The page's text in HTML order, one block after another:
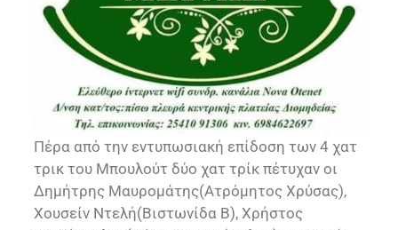
Πέρα από την εντυπωσιακή επίδοση των 4 χατ
τρικ του Μπουλούτ δύο χατ τρίκ πέτυχαν οι
Δημήτρης Μαυρομάτης(Ατρόμητος Χρύσας),
Χουσείν Ντελή(Βιστωνίδα Β), Χρήστος